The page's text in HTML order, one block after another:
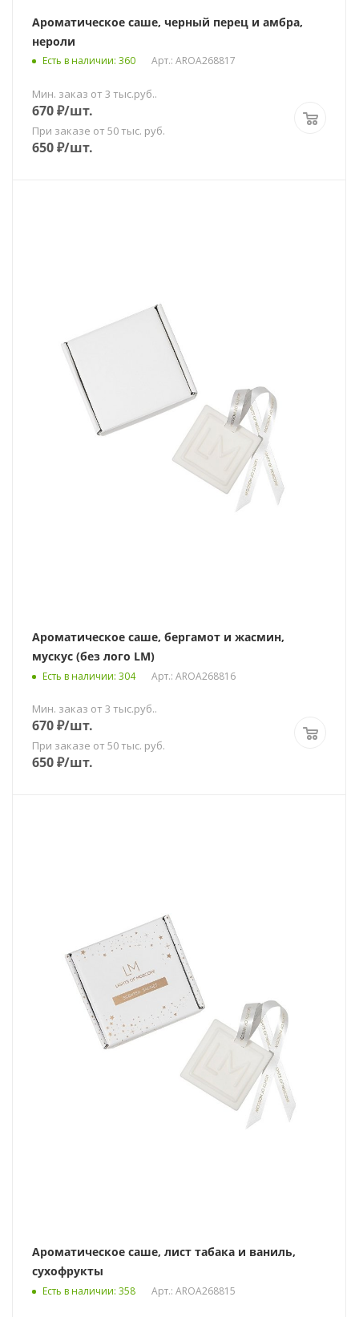
Ароматическое саше, черный перец и амбра,
нероли
Есть в наличии: 360 Арт.: AROA268817
Мин. заказ от 3 тыс.руб..
670₽/шт.
При заказе от 50 тыс. руб.
650₽/шт.
Ароматическое саше, бергамот и жасмин,
мускус (без лого LM)
Есть в наличии: 304 Арт.: AROA268816
Мин. заказ от 3 тыс.руб..
670₽/шт.
При заказе от 50 тыс. руб.
650₽/шт.
Ароматическое саше, лист табака и ваниль,
сухофрукты
Есть в наличии: 358 Арт.: AROA268815